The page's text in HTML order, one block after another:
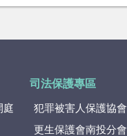
庭
司法保護專區
犯罪被害人保護協會
更生保護會南投分會